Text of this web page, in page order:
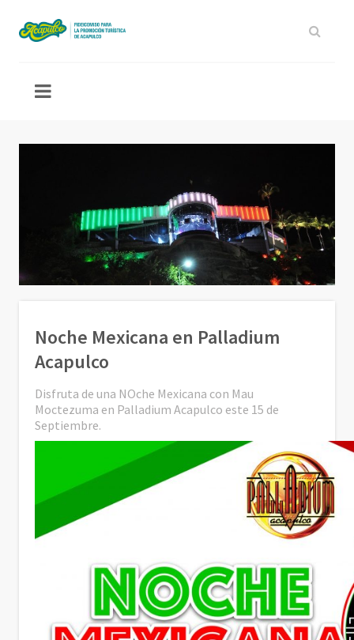
Noche Mexicana en Palladium
Acapulco
Disfruta de una NOche Mexicana con Mau
Moctezuma en Palladium Acapulco este 15 de
Septiembre.